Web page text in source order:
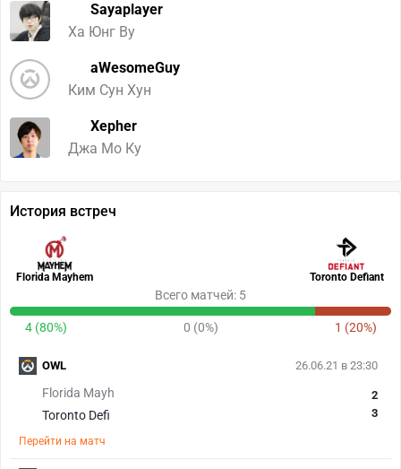
Sayaplayer
Ха Юнг Ву
aWesomeGuy
Ким Сун Хун
Xepher
Джа Мо Ку
История встреч
Florida Mayhem Toronto Defiant
Всего матчей: 5
4 (80%) 0 (0%) 1 (20%)
26.06.21 в 23:30
Florida Mayh
Toronto Defi
2
3
Перейти на матч
OWL